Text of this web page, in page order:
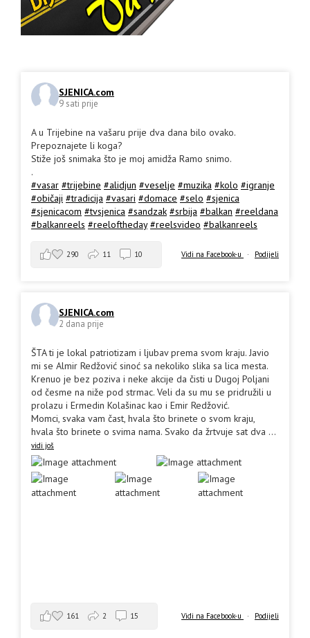
SJENICA.com
9 sati prije
A u Trijebine na vašaru prije dva dana bilo ovako.
Prepoznajete li koga?
Stiže još snimaka što je moj amidža Ramo snimo.
.
#vasar #trijebine #alidjun #veselje #muzika #kolo #igranje
#običaji #tradicija #vasari #domace #selo #sjenica
#sjenicacom #tvsjenica #sandzak #srbija #balkan #reeldana
#balkanreels #reeloftheday #reelsvideo #balkanreels
Vidi na Facebook-u · Podijeli
290 11 10
SJENICA.com
2 dana prije
ŠTA ti je lokal patriotizam i ljubav prema svom kraju. Javio
mi se Almir Redžović sinoć sa nekoliko slika sa lica mesta.
Krenuo je bez poziva i neke akcije da čisti u Dugoj Poljani
od česme na niže pod strmac. Veli da su mu se pridružili u
prolazu i Ermedin Kolašinac kao i Emir Redžović.
Momci, svaka vam čast, hvala što brinete o svom kraju,
hvala što brinete o svima nama. Svako da žrtvuje sat dva ...
vidi još
Vidi na Facebook-u · Podijeli
161 2 15